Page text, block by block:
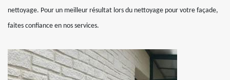
nettoyage. Pour un meilleur résultat lors du nettoyage pour votre façade,
faites confiance en nos services.